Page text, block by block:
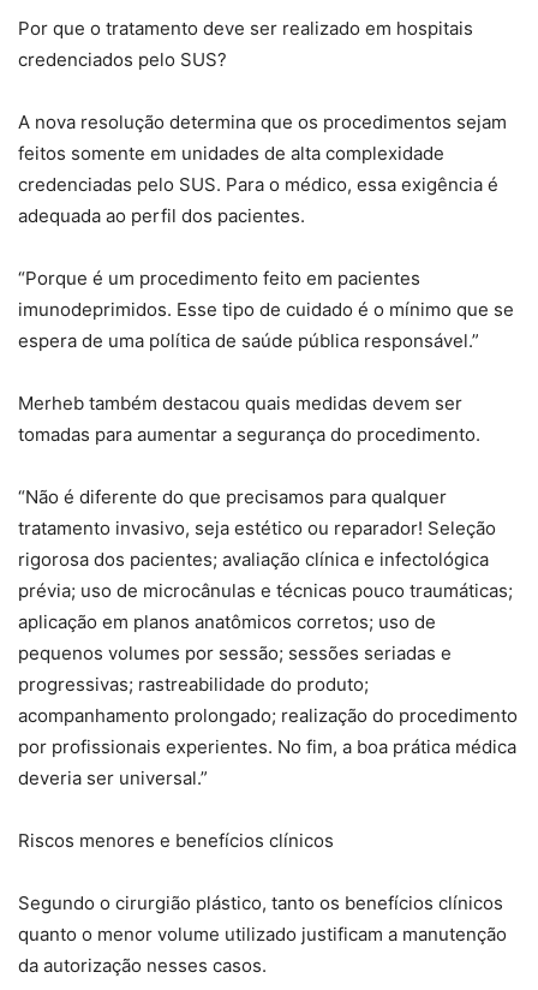
Por que o tratamento deve ser realizado em hospitais
credenciados pelo SUS?
A nova resolução determina que os procedimentos sejam
feitos somente em unidades de alta complexidade
credenciadas pelo SUS. Para o médico, essa exigência é
adequada ao perfil dos pacientes.
“Porque é um procedimento feito em pacientes
imunodeprimidos. Esse tipo de cuidado é o mínimo que se
espera de uma política de saúde pública responsável.”
Merheb também destacou quais medidas devem ser
tomadas para aumentar a segurança do procedimento.
“Não é diferente do que precisamos para qualquer
tratamento invasivo, seja estético ou reparador! Seleção
rigorosa dos pacientes; avaliação clínica e infectológica
prévia; uso de microcânulas e técnicas pouco traumáticas;
aplicação em planos anatômicos corretos; uso de
pequenos volumes por sessão; sessões seriadas e
progressivas; rastreabilidade do produto;
acompanhamento prolongado; realização do procedimento
por profissionais experientes. No fim, a boa prática médica
deveria ser universal.”
Riscos menores e benefícios clínicos
Segundo o cirurgião plástico, tanto os benefícios clínicos
quanto o menor volume utilizado justificam a manutenção
da autorização nesses casos.